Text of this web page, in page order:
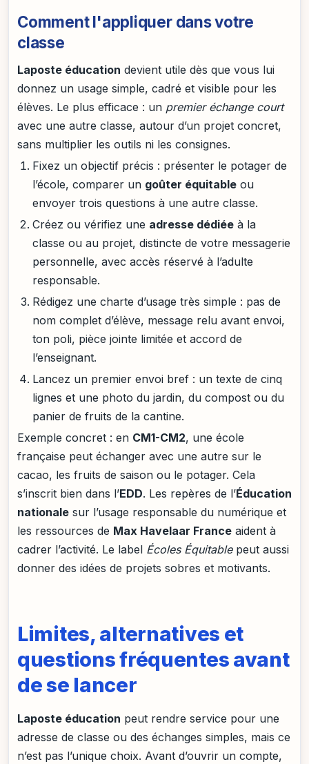
Comment l'appliquer dans votre
classe
Laposte éducation devient utile dès que vous lui
donnez un usage simple, cadré et visible pour les
élèves. Le plus efficace : un premier échange court
avec une autre classe, autour d’un projet concret,
sans multiplier les outils ni les consignes.
Fixez un objectif précis : présenter le potager de
l’école, comparer un goûter équitable ou
envoyer trois questions à une autre classe.
Créez ou vérifiez une adresse dédiée à la
classe ou au projet, distincte de votre messagerie
personnelle, avec accès réservé à l’adulte
responsable.
Rédigez une charte d’usage très simple : pas de
nom complet d’élève, message relu avant envoi,
ton poli, pièce jointe limitée et accord de
l’enseignant.
Lancez un premier envoi bref : un texte de cinq
lignes et une photo du jardin, du compost ou du
panier de fruits de la cantine.
Exemple concret : en CM1-CM2, une école
française peut échanger avec une autre sur le
cacao, les fruits de saison ou le potager. Cela
s’inscrit bien dans l’EDD. Les repères de l’Éducation
nationale sur l’usage responsable du numérique et
les ressources de Max Havelaar France aident à
cadrer l’activité. Le label Écoles Équitablepeut aussi
donner des idées de projets sobres et motivants.
Limites, alternatives et
questions fréquentes avant
de se lancer
Laposte éducation peut rendre service pour une
adresse de classe ou des échanges simples, mais ce
n’est pas l’unique choix. Avant d’ouvrir un compte,